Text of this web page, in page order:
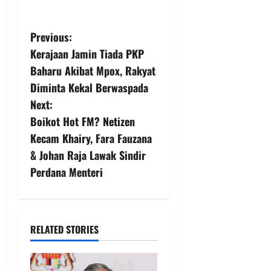
Previous:
Kerajaan Jamin Tiada PKP
Baharu Akibat Mpox, Rakyat
Diminta Kekal Berwaspada
Next:
Boikot Hot FM? Netizen
Kecam Khairy, Fara Fauzana
& Johan Raja Lawak Sindir
Perdana Menteri
RELATED STORIES